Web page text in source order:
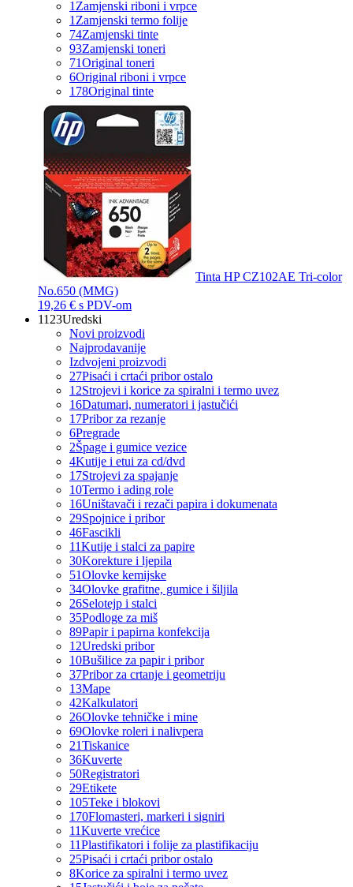
1 Zamjenski riboni i vrpce
1 Zamjenski termo folije
74Zamjenski tinte
93Zamjenski toneri
71Original toneri
6Original riboni i vrpce
178Original tinte
Tinta HP CZ102AE Tri-color
No.650 (MMG)
19,26 € s PDV-om
1123Uredski
Novi proizvodi
Najprodavanije
Izdvojeni proizvodi
27Pisaći i crtaći pribor ostalo
12Strojevi i korice za spiralni i termo uvez
16Datumari, numeratori i jastučići
17Pribor za rezanje
6Pregrade
2Špage i gumice vezice
4Kutije i etui za cd/dvd
17Strojevi za spajanje
10Termo i ading role
16Uništavači i rezači papira i dokumenata
29Spojnice i pribor
46Fascikli
11Kutije i stalci za papire
30Korekture i ljepila
51Olovke kemijske
34Olovke grafitne, gumice i šiljila
26Selotejp i stalci
35Podloge za miš
89Papir i papirna konfekcija
12Uredski pribor
10Bušilice za papir i pribor
37Pribor za crtanje i geometriju
13Mape
42Kalkulatori
26Olovke tehničke i mine
69Olovke roleri i nalivpera
21Tiskanice
36Kuverte
50Registratori
29Etikete
105Teke i blokovi
170Flomasteri, markeri i signiri
11Kuverte vrećice
11Plastifikatori i folije za plastifikaciju
25Pisaći i crtaći pribor ostalo
8Korice za spiralni i termo uvez